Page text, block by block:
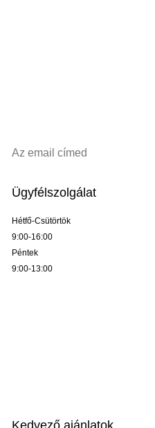
Ügyfélszolgálat
Hétfő-Csütörtök
9:00-16:00
Péntek
9:00-13:00
Kedvező ajánlatok